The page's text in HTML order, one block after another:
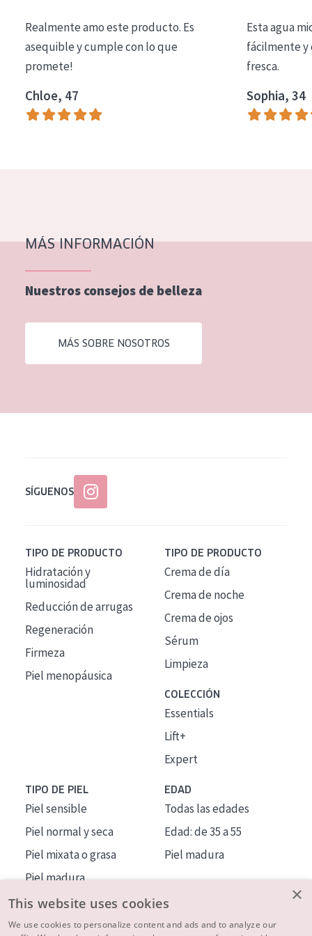
Essentials
Lift+
Expert
Piel madura
Piel menopáusica
EDAD
Realmente amo este producto. Es
asequible y cumple con lo que
promete!
Chloe, 47
Esta agua
fácilmente y
fresca.
Sophia, 34
MÁS INFORMACIÓN
Nuestros consejos de belleza
MÁS SOBRE NOSOTROS
SÍGUENOS
TIPO DE PRODUCTO
Hidratación y
luminosidad
Reducción de arrugas
Regeneración
Firmeza
Piel menopáusica
TIPO DE PRODUCTO
Crema de día
Crema de noche
Crema de ojos
Sérum
Limpieza
COLECCIÓN
Essentials
Lift+
Expert
TIPO DE PIEL
Piel sensible
Piel normal y seca
Piel mixata o grasa
Piel madura
Piel expuesta al sol
Piel menopáusica
EDAD
Todas las edades
Edad: de 35 a 55
Piel madura
×
This website uses cookies
We use cookies to personalize content and ads and to analyze our